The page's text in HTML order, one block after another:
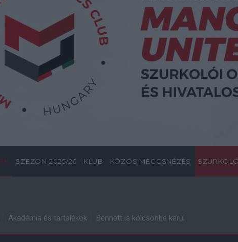
SZEZON 2025/26 KLUB KÖZÖS MECCSNÉZÉS
Akadémia és tartalékok Bennett is kölcsönbe kerül